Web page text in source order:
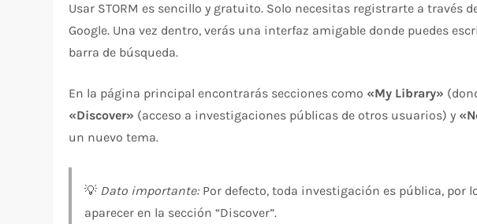
Usar STORM es sencillo y gratuito. Solo necesitas registrarte a través
Google. Una vez dentro, verás una interfaz amigable donde puedes
barra de búsqueda.
En la página principal encontrarás secciones como «My Library»
«Discover» (acceso a investigaciones públicas de otros usuarios) y
un nuevo tema.
💡 Dato importante:Por defecto, toda investigación es pública, por
aparecer en la sección “Discover”.